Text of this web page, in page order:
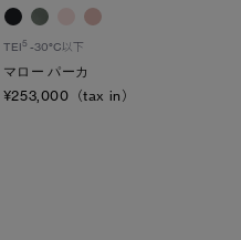
TEI5 -30°C以下
マロー パーカ
¥253,000（tax in）